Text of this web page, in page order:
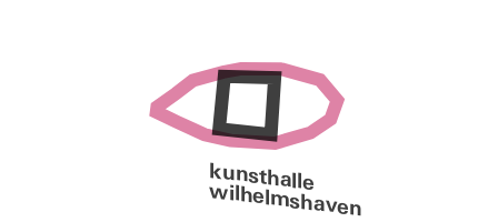
kunsthalle
wilhelmshaven